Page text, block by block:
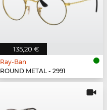
135,20 €
Ray-Ban
ROUND METAL - 2991